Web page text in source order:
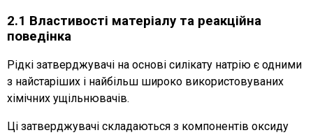
2.1 Властивості матеріалу та реакційна
поведінка
Рідкі затверджувачі на основі силікату натрію є одними
з найстаріших і найбільш широко використовуваних
хімічних ущільнювачів.
Ці затверджувачі складаються з компонентів оксиду